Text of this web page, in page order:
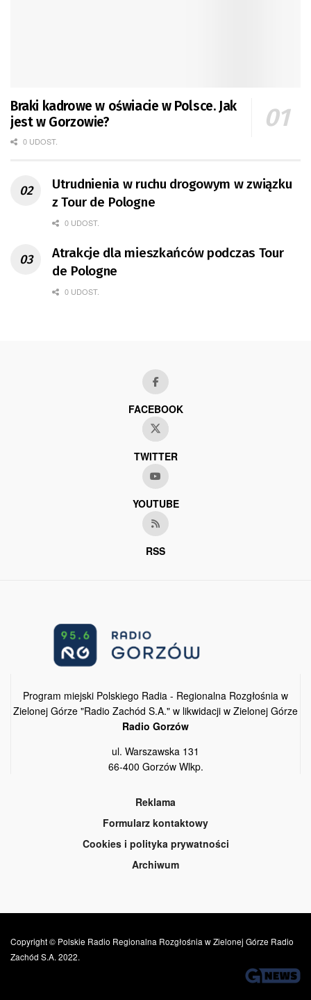
Braki kadrowe w oświacie w Polsce. Jak
jest w Gorzowie?
0 UDOST.
Utrudnienia w ruchu drogowym w związku
z Tour de Pologne
0 UDOST.
Atrakcje dla mieszkańców podczas Tour
de Pologne
0 UDOST.
FACEBOOK
TWITTER
YOUTUBE
RSS
Program miejski Polskiego Radia - Regionalna Rozgłośnia w
Zielonej Górze "Radio Zachód S.A." w likwidacji w Zielonej Górze
Radio Gorzów
ul. Warszawska 131
66-400 Gorzów Wlkp.
Reklama
Formularz kontaktowy
Cookies i polityka prywatności
Archiwum
Copyright © Polskie Radio Regionalna Rozgłośnia w Zielonej Górze Radio
Zachód S.A. 2022.